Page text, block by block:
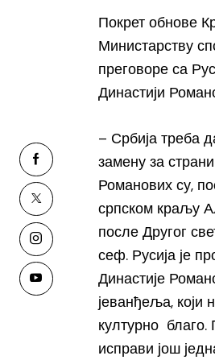
Покрет обнове
Министарству
преговоре са
Династији
– Србија треба
замену за
Романових су,
српском краљу
после Другог
сеф. Русија је
Династије
јеванђеља, који
културно благо.
исправи још